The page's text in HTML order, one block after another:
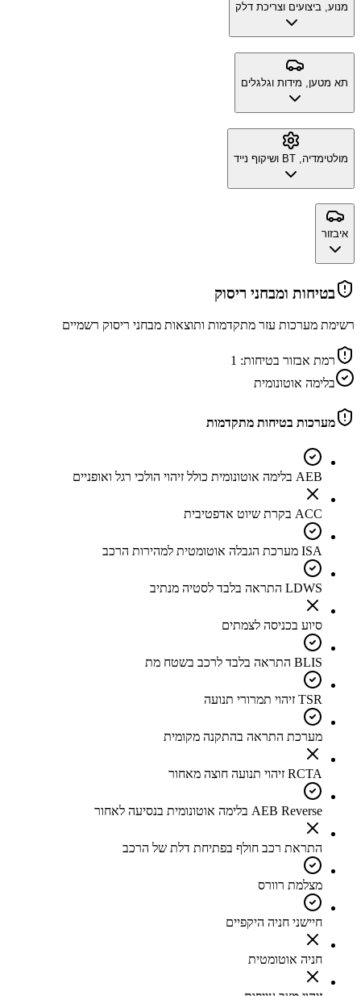
מנוע, ביצועים וצריכת דלק
תא מטען, מידות וגלגלים
מולטימדיה, BT ושיקוף נייד
איבזור
בטיחות ומבחני ריסוק
רשימת מערכות עזר מתקדמות ותוצאות מבחני ריסוק רשמיים
רמת אבזור בטיחות: 1
בלימה אוטונומית
מערכות בטיחות מתקדמות
AEB בלימה אוטונומית כולל זיהוי הולכי רגל ואופניים
ACC בקרת שיוט אדפטיבית
ISA מערכת הגבלה אוטומטית למהירות הרכב
LDWS התראה בלבד לסטיה מנתיב
סיוע בכניסה לצמתים
BLIS התראה בלבד לרכב בשטח מת
TSR זיהוי תמרורי תנועה
מערכת התראה בהתקנה מקומית
RCTA זיהוי תנועה חוצה מאחור
AEB Reverse בלימה אוטונומית בנסיעה לאחור
התראת רכב חולף בפתיחת דלת של הרכב
מצלמת רוורס
חיישני חניה היקפיים
חניה אוטומטית